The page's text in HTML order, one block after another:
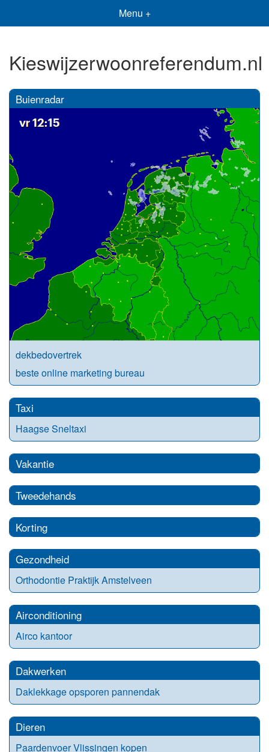
Menu +
Kieswijzerwoonreferendum.nl
Buienradar
dekbedovertrek
beste online marketing bureau
Taxi
Haagse Sneltaxi
Vakantie
Tweedehands
Korting
Gezondheid
Orthodontie Praktijk Amstelveen
Airconditioning
Airco kantoor
Dakwerken
Daklekkage opsporen pannendak
Dieren
Paardenvoer Vlissingen kopen